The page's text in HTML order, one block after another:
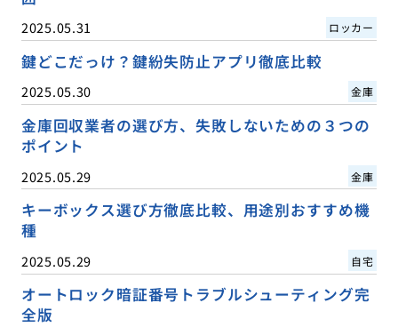
2025.05.31 ロッカー
鍵どこだっけ？鍵紛失防止アプリ徹底比較
2025.05.30 金庫
金庫回収業者の選び方、失敗しないための３つの
ポイント
2025.05.29 金庫
キーボックス選び方徹底比較、用途別おすすめ機
種
2025.05.29 自宅
オートロック暗証番号トラブルシューティング完
全版